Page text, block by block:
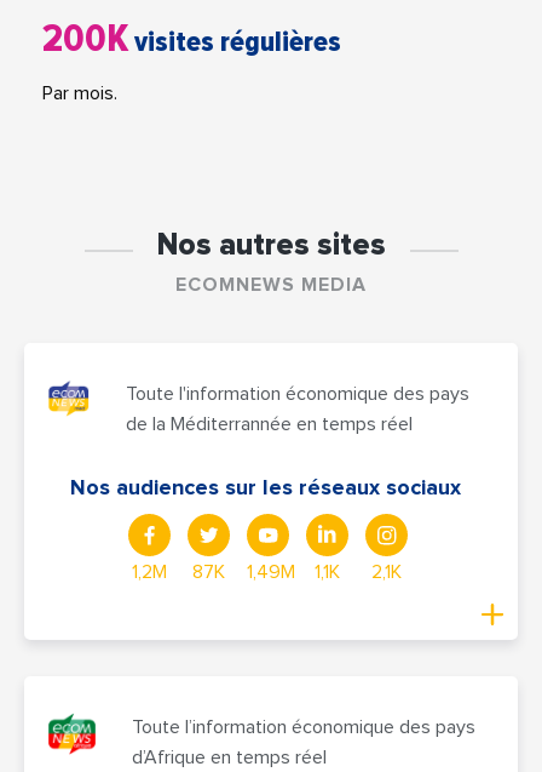
200Kvisites régulières
Par mois.
Nos autres sites
ECOMNEWS MEDIA
Toute l'information économique des pays
de la Méditerrannée en temps réel
Nos audiences sur les réseaux sociaux
1,2M 87K 1,49M 1,1K 2,1K
Toute l’information économique des pays
d’Afrique en temps réel